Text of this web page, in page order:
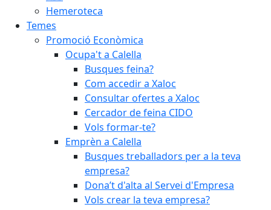
Hemeroteca
Temes
Promoció Econòmica
Ocupa't a Calella
Busques feina?
Com accedir a Xaloc
Consultar ofertes a Xaloc
Cercador de feina CIDO
Vols formar-te?
Emprèn a Calella
Busques treballadors per a la teva
empresa?
Dona’t d'alta al Servei d'Empresa
Vols crear la teva empresa?